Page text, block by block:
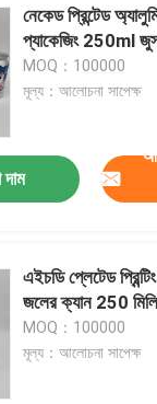
নেকেড প্রিন্টেড
প্যাকেজিং 250ml
MOQ：100000
মূল্য：আলোচনা সাপেক্ষ
এইচডি প্লেটেড
জলের ক্যান 250
MOQ：100000
মূল্য：আলোচনা সাপেক্ষ